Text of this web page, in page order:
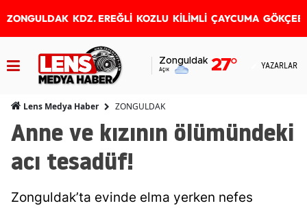
ZONGULDAK KDZ. EREĞLİ KOZLU KİLİMLİ ÇAYCUMA
Zonguldak
Açık 27° YAZARLAR
Lens Medya Haber ZONGULDAK
Anne ve kızının ölümündeki
acı tesadüf!
Zonguldak’ta evinde elma yerken nefes